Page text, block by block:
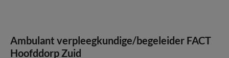
Ambulant verpleegkundige/begeleider FACT
Hoofddorp Zuid